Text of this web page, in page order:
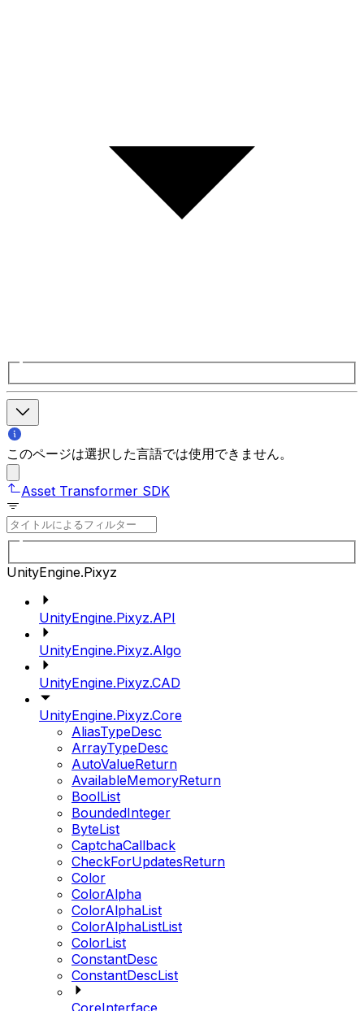
このページは選択した言語では使用できません。
Asset Transformer SDK
UnityEngine.Pixyz
UnityEngine.Pixyz.API
UnityEngine.Pixyz.Algo
UnityEngine.Pixyz.CAD
UnityEngine.Pixyz.Core
AliasTypeDesc
ArrayTypeDesc
AutoValueReturn
AvailableMemoryReturn
BoolList
BoundedInteger
ByteList
CaptchaCallback
CheckForUpdatesReturn
Color
ColorAlpha
ColorAlphaList
ColorAlphaListList
ColorList
ConstantDesc
ConstantDescList
CoreInterface